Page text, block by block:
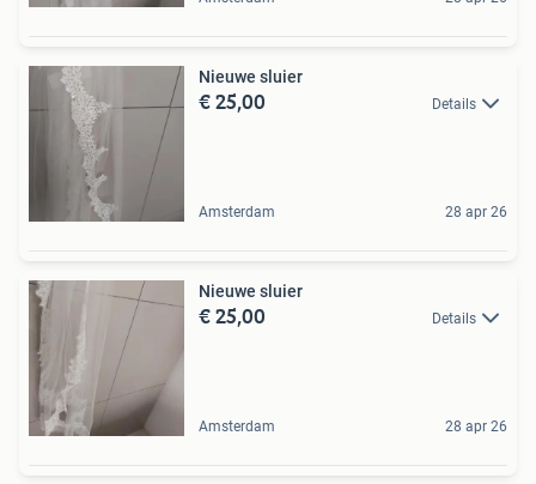
Nieuwe sluier
€ 25,00 Details
Amsterdam 28 apr 26
Nieuwe sluier
€ 25,00 Details
Amsterdam 28 apr 26